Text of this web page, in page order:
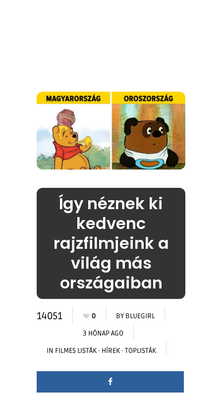
Így néznek ki
kedvenc
rajzfilmjeink a
világ más
országaiban
14051 0 BY BLUEGIRL
3 HÓNAP AGO
IN FILMES LISTÁK · HÍREK · TOPLISTÁK